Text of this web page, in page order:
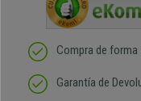
Compra de
Garantía de